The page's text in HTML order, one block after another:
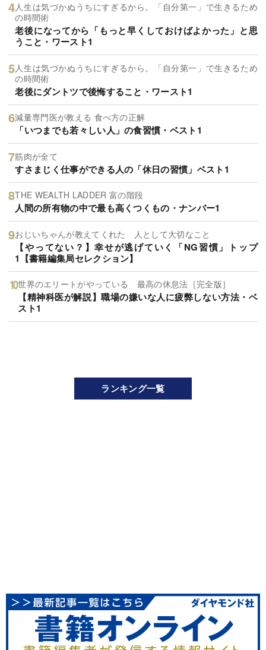
人生は気づかぬうちにすぎるから。「自分第一」で生きるため
の時間術
老後になってから「もっと早くしておけばよかった」と思
うこと・ワースト1
人生は気づかぬうちにすぎるから。「自分第一」で生きるため
の時間術
老後にダントツで後悔すること・ワースト1
減量専門医が教える 食べ方の正解
「いつまでも若々しい人」の食習慣・ベスト1
筋肉が全て
すさまじく仕事ができる人の「休日の習慣」ベスト1
THE WEALTH LADDER 富の階段
人間の所有物の中で最も高くつくもの・ナンバー1
おじいちゃんが教えてくれた 人として大切なこと
【やってない？】幸せが逃げていく「NG習慣」トップ
1【書籍編集局セレクション】
世界のエリートがやっている 最高の休息法［完全版］
【精神科医が解説】職場の嫌いな人に疲弊しない方法・ベ
スト1
ランキング一覧